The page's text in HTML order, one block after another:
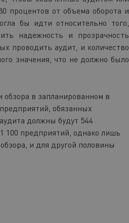
процентов от объема оборота и
бы идти относительно того,
надежность и прозрачность
проводить аудит, и количество
значения, что не должно было
в запланированном в
обязанных
должны будут 544
100 предприятий, однако лишь
и для другой половины